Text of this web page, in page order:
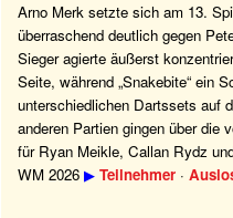
Arno Merk setzte sich am 13.
überraschend deutlich gegen
Sieger agierte äußerst
Seite, während „Snakebite“ ein
unterschiedlichen Dartssets auf
anderen Partien gingen über die
für Ryan Meikle, Callan Rydz
WM 2026 ▶ Teilnehmer ·